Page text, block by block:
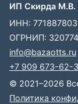
ИП Скирда М.В.
ИНН:
ОГРНИП:
info@bazaotts.ru
+7 909 673-62-
© 2021–2026
Политика